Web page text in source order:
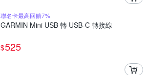
聯名卡最高回饋7%
GARMIN Mini USB 轉 USB-C 轉接線
$525